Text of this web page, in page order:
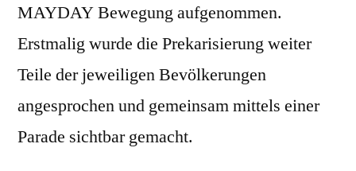
MAYDAY Bewegung aufgenommen.
Erstmalig wurde die Prekarisierung weiter
Teile der jeweiligen Bevölkerungen
angesprochen und gemeinsam mittels einer
Parade sichtbar gemacht.